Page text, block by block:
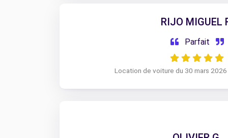
RIJO MIGUEL
Parfait
Location de voiture du 30 mars